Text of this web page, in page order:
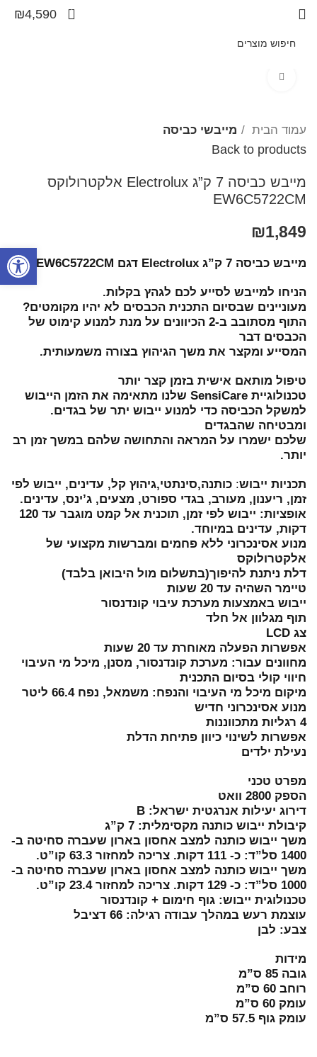
1
₪4,590
עמוד הבית מייבשי כביסה
Back to products
מייבש כביסה 7 ק”ג Electrolux אלקטרולוקס
EW6C5722CM
₪1,849
מייבש כביסה 7 ק”ג Electrolux דגם EW6C5722CM
הניחו למייבש לסייע לכם לגהץ בקלות.
מעוניינים שבסיום התכנית הכבסים לא יהיו מקומטים?
התוף מסתובב ב-2 הכיוונים על מנת למנוע קימוט של
הכבסים דבר
המסייע ומקצר את משך הגיהוץ בצורה משמעותית.
טיפול מותאם אישית בזמן קצר יותר
טכנולוגיית SensiCare שלנו מתאימה את הזמן הייבוש
למשקל הכביסה כדי למנוע ייבוש יתר של בגדים.
ומבטיחה שהבגדים
שלכם ישמרו על המראה והתחושה שלהם במשך זמן רב
יותר.
תכניות ייבוש: כותנה,סינתטי,גיהוץ קל, עדינים, ייבוש לפי
זמן, ריענון, מעורב, בגדי ספורט, מצעים, ג’ינס, עדינים.
אופציות: ייבוש לפי זמן, תוכנית אל קמט מוגבר עד 120
דקות, עדינים במיוחד.
מנוע אסינכרוני ללא פחמים ומברשות מקצועי של
אלקטרולוקס
דלת ניתנת להיפוך(בתשלום מול היבואן בלבד)
טיימר השהיה עד 20 שעות
ייבוש באמצעות מערכת עיבוי קונדנסור
תוף מגלוון אל חלד
צג LCD
אפשרות הפעלה מאוחרת עד 20 שעות
מחוונים עבור: מערכת קונדנסור, מסנן, מיכל מי העיבוי
חיווי קולי בסיום התכנית
מיקום מיכל מי העיבוי והנפח: משמאל, נפח 66.4 ליטר
מנוע אסינכרוני חדיש
4 רגליות מתכווננות
אפשרות לשינוי כיוון פתיחת הדלת
נעילת ילדים
מפרט טכני
הספק 2800 וואט
דירוג יעילות אנרגטית ישראל: B
קיבולת ייבוש כותנה מקסימלית: 7 ק”ג
משך ייבוש כותנה למצב אחסון בארון שעברה סחיטה ב-
1400 סל”ד: כ- 111 דקות. צריכה למחזור 63.3 קו”ט.
משך ייבוש כותנה למצב אחסון בארון שעברה סחיטה ב-
1000 סל”ד: כ- 129 דקות. צריכה למחזור 23.4 קו”ט.
טכנולוגית ייבוש: גוף חימום + קונדנסור
עוצמת רעש במהלך עבודה רגילה: 66 דציבל
צבע: לבן
מידות
גובה 85 ס”מ
רוחב 60 ס”מ
עומק 60 ס”מ
עומק גוף 57.5 ס”מ
פתח